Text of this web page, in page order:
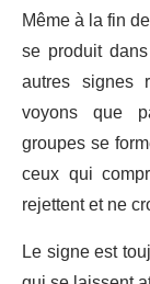
Même à la fin
se produit
autres signes
voyons que
groupes se
ceux qui
rejettent et ne
Le signe est